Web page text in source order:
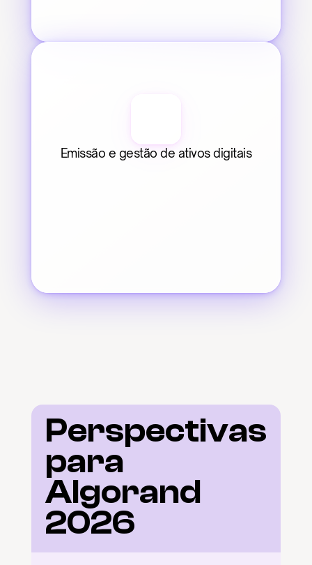
Emissão e gestão de ativos digitais
Perspectivas
para
Algorand
2026